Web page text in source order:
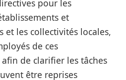
pour les
et
et les collectivités locales,
de ces
de clarifier les tâches
être reprises